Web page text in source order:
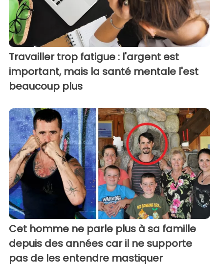
Travailler trop fatigue : l'argent est
important, mais la santé mentale l'est
beaucoup plus
Cet homme ne parle plus à sa famille
depuis des années car il ne supporte
pas de les entendre mastiquer